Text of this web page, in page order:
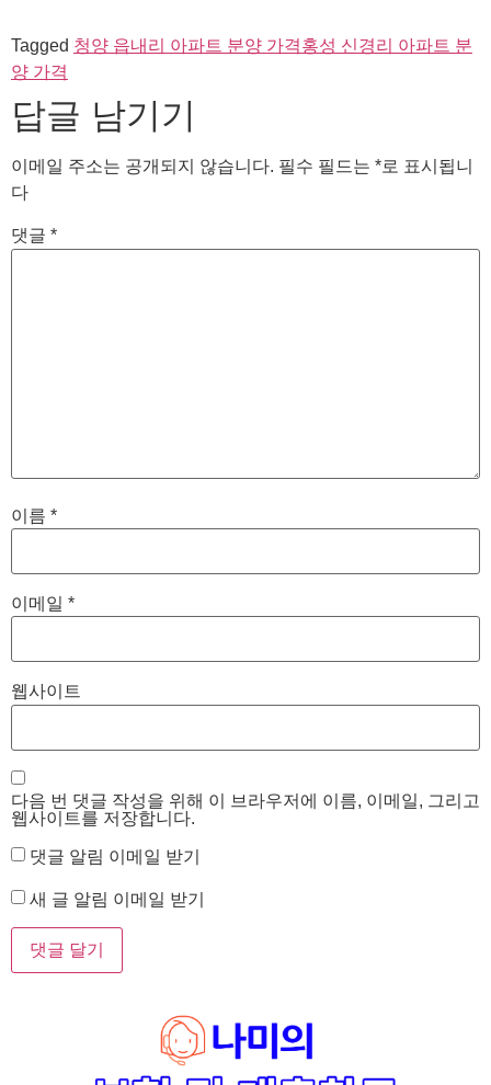
Tagged 청양 읍내리 아파트 분양 가격홍성 신경리 아파트 분
양 가격
답글 남기기
이메일 주소는 공개되지 않습니다. 필수 필드는 *로 표시됩니
다
댓글 *
이름 *
이메일 *
웹사이트
다음 번 댓글 작성을 위해 이 브라우저에 이름, 이메일, 그리고
웹사이트를 저장합니다.
댓글 알림 이메일 받기
새 글 알림 이메일 받기